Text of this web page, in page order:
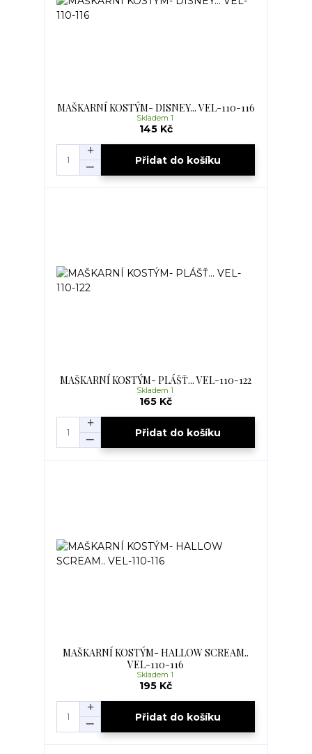
MAŠKARNÍ KOSTÝM- DISNEY... VEL-110-116
145 Kč
Skladem 1
Přidat do košíku
MAŠKARNÍ KOSTÝM- PLÁŠŤ... VEL-110-122
165 Kč
Skladem 1
Přidat do košíku
MAŠKARNÍ KOSTÝM- HALLOW SCREAM..
VEL-110-116
195 Kč
Skladem 1
Přidat do košíku